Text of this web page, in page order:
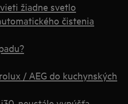
žiadne svetlo
čistenia
/ AEG do kuchynských